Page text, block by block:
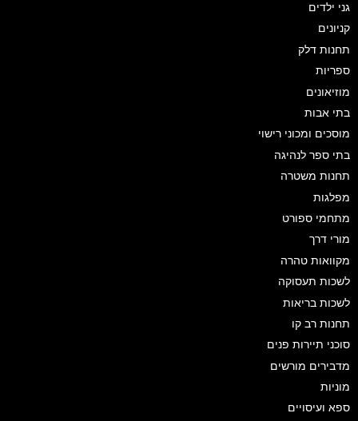
גני ילדים
קניונים
תחנות דלק
ספריות
מוזיאונים
בתי אבות
מוסכים ומכוני רישוי
בתי ספר לנהיגה
תחנות משטרה
מפלגות
מתחמי ספורט
מורי דרך
מקוואות טהרה
לשכות תעסוקה
לשכות בריאות
תחנות רב קו
סוכני תיירות פנים
מדבירים מורשים
מוניות
ספא ועיסויים